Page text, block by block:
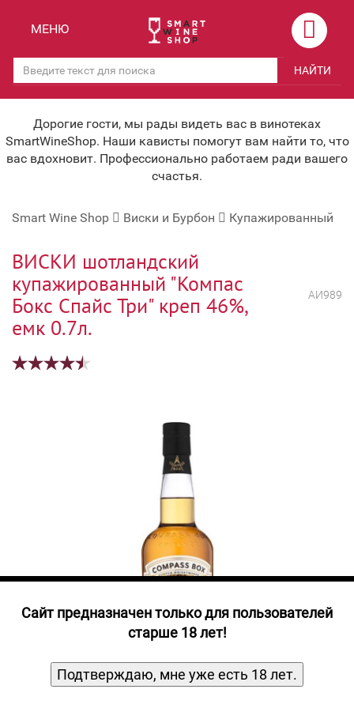
Скидки
Мероприятия
Корпоративным клиентам
Под заказ
Бонусная система
Наша команда
关于我们
Вино крепленое
Вино игристое и Шампанское
Вино безалкогольное
Бренди, Коньяк, Арманьяк
Виски и Бурбон
Пиво и слабоалк. напитки
Ликер
Прочие алкогольные напитки
МЕНЮ
НАЙТИ
Дорогие гости, мы рады видеть вас в винотеках
SmartWineShop. Наши кависты помогут вам найти то, что
вас вдохновит. Профессионально работаем ради вашего
счастья.
Smart Wine Shop Виски и Бурбон Купажированный
ВИСКИ шотландский
купажированный "Компас
Бокс Спайс Три" креп 46%,
емк 0.7л.
АИ989
Cайт предназначен только для пользователей
старше 18 лет!
Подтверждаю, мне уже есть 18 лет.